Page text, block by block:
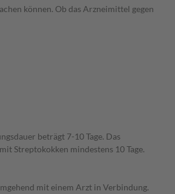
können. Ob das Arzneimittel gegen
beträgt 7-10 Tage. Das
Streptokokken mindestens 10 Tage.
mit einem Arzt in Verbindung.